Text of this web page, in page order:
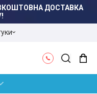
ДОСТАВКА